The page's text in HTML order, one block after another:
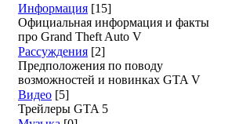
Информация [15]
Официальная информация и факты
про Grand Theft Auto V
Рассуждения [2]
Предположения по поводу
возможностей и новинках GTA V
Видео [5]
Трейлеры GTA 5